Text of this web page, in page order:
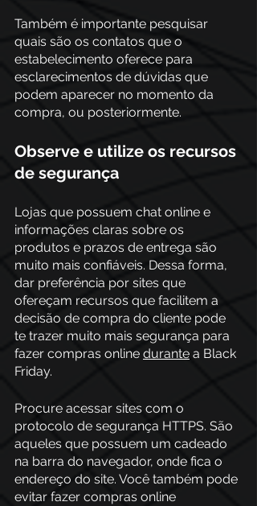
Também é importante pesquisar
quais são os contatos que o
estabelecimento oferece para
esclarecimentos de dúvidas que
podem aparecer no momento da
compra, ou posteriormente.
Observe e utilize os recursos
de segurança
Lojas que possuem chat online e
informações claras sobre os
produtos e prazos de entrega são
muito mais confiáveis. Dessa forma,
dar preferência por sites que
ofereçam recursos que facilitem a
decisão de compra do cliente pode
te trazer muito mais segurança para
fazer compras online durante a Black
Friday.
Procure acessar sites com o
protocolo de segurança HTTPS. São
aqueles que possuem um cadeado
na barra do navegador, onde fica o
endereço do site. Você também pode
evitar fazer compras online